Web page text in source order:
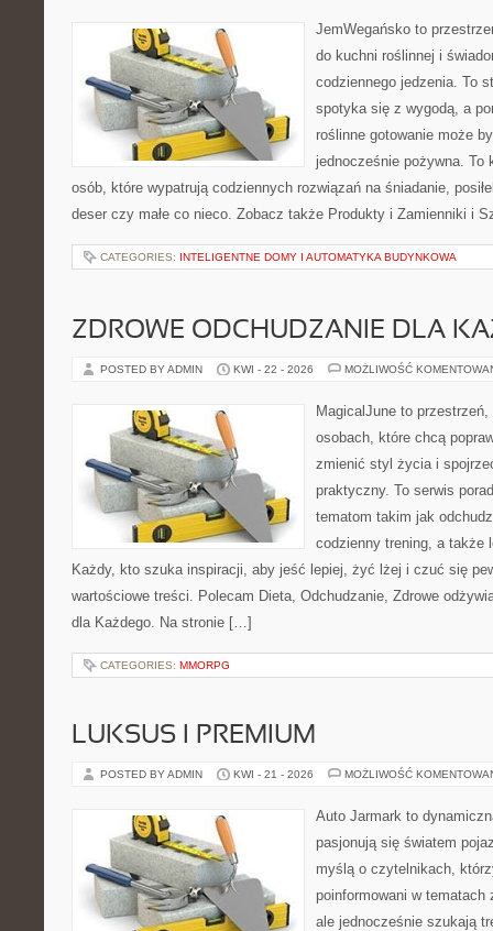
JemWegańsko to
do kuchni roślinnej i
codziennego jedzenia. To
spotyka się z wygodą, a
roślinne gotowanie może
jednocześnie pożywna. To
osób, które wypatrują codziennych rozwiązań na śniadanie,
deser czy małe co nieco. Zobacz także Produkty i Zamienniki i
CATEGORIES: INTELIGENTNE DOMY I AUTOMATYKA BUDYNKOWA
ZDROWE ODCHUDZANIE DLA
POSTED BY ADMIN KWI - 22 - 2026 MOŻLIWOŚĆ
MagicalJune to
osobach, które chcą
zmienić styl życia i
praktyczny. To serwis
tematom takim jak
codzienny trening, a także
Każdy, kto szuka inspiracji, aby jeść lepiej, żyć lżej i czuć się
wartościowe treści. Polecam Dieta, Odchudzanie, Zdrowe
dla Każdego. Na stronie […]
CATEGORIES: MMORPG
LUKSUS I PREMIUM
POSTED BY ADMIN KWI - 21 - 2026 MOŻLIWOŚĆ
Auto Jarmark to
pasjonują się światem
myślą o czytelnikach,
poinformowani w
ale jednocześnie szukają